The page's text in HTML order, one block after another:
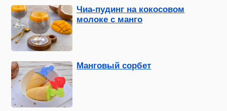
Чиа-пудинг на кокосовом
молоке с манго
Манговый сорбет